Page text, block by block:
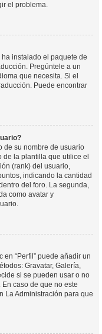
el problema.
instalado el paquete de
Pregúntele a un
que necesita. Si el
Puede encontrar
de su nombre de usuario
la plantilla que utilice el
(rank) del usuario,
indicando la cantidad
del foro. La segunda,
como avatar y
“Perfil” puede añadir un
Gravatar, Galería,
si se pueden usar o no
caso de que no este
La Administración para que